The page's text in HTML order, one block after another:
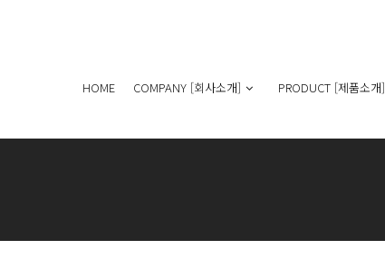
HOME COMPANY [회사소개] PRODUCT [제품소개]